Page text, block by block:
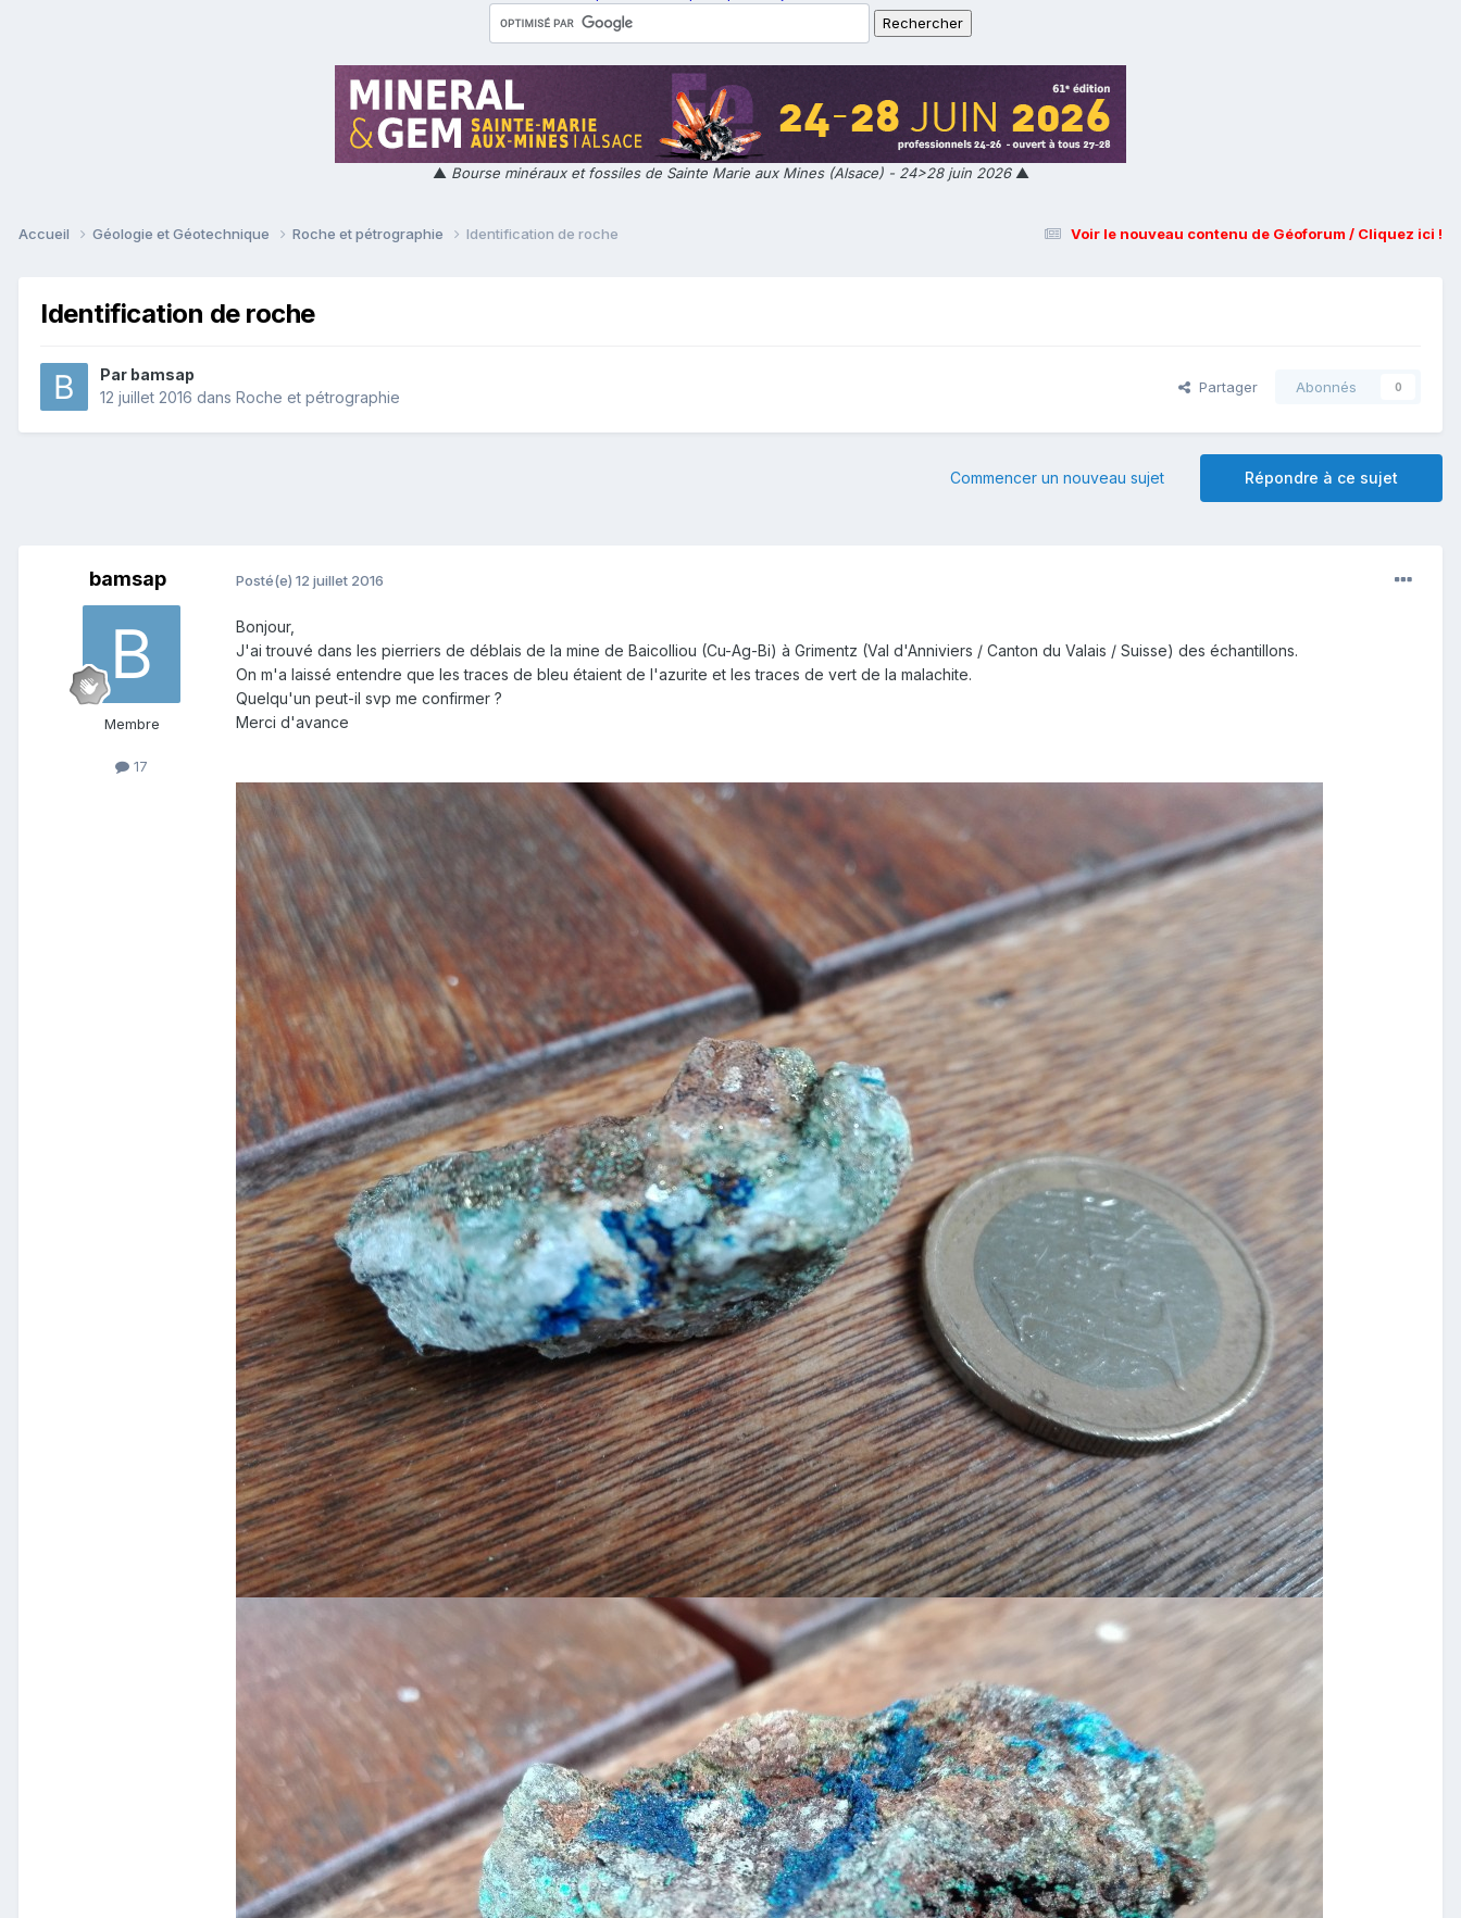
▲ Bourse minéraux et fossiles de Sainte Marie aux Mines (Alsace) - 24>28 juin 2026▲
Voir le nouveau contenu de Géoforum / Cliquez ici !
Accueil Géologie et Géotechnique Roche et pétrographie Identification de roche
Identification de roche
Par bamsap
12 juillet 2016 dans Roche et pétrographie
Partager Abonnés 0
Répondre à ce sujet
Commencer un nouveau sujet
bamsap
Membre
17
Posté(e) 12 juillet 2016
Bonjour,
J'ai trouvé dans les pierriers de déblais de la mine de Baicolliou (Cu-Ag-Bi) à Grimentz (Val d'Anniviers / Canton du Valais / Suisse) des échantillons.
On m'a laissé entendre que les traces de bleu étaient de l'azurite et les traces de vert de la malachite.
Quelqu'un peut-il svp me confirmer ?
Merci d'avance